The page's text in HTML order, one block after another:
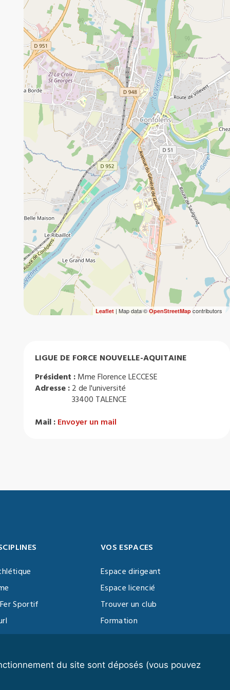
du site sont déposés (vous pouvez
Leaflet| Map data © OpenStreetMapcontributors
LIGUE DE FORCE NOUVELLE-AQUITAINE
Président : Mme Florence LECCESE
Adresse : 2 de l'université
33400 TALENCE
Mail : Envoyer un mail
Sportif
Training
VOS ESPACES
Espace dirigeant
Espace licencié
Trouver un club
Formation